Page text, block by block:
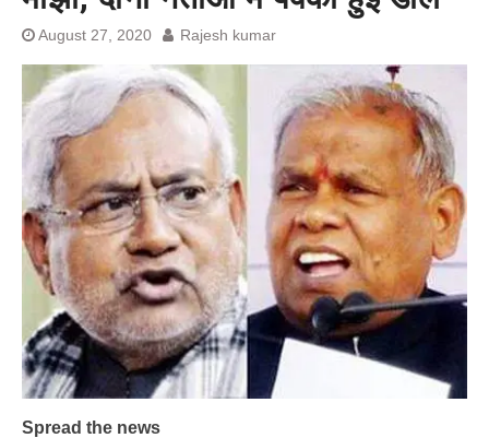
अनशन जारी रहेगा जेल में भी, नहीं भरेंगे
बेल बॉन्ड
August 27, 2020 Rajesh kumar
Spread the news